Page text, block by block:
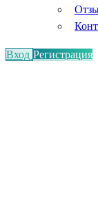
Вход Регистрация